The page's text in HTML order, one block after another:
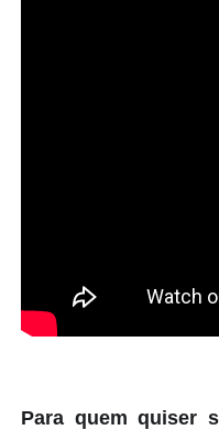
Para quem quiser